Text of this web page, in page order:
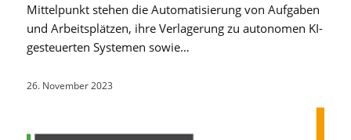
Mittelpunkt stehen die Automatisierung von Aufgaben
und Arbeitsplätzen, ihre Verlagerung zu autonomen KI-
gesteuerten Systemen sowie…
26. November 2023